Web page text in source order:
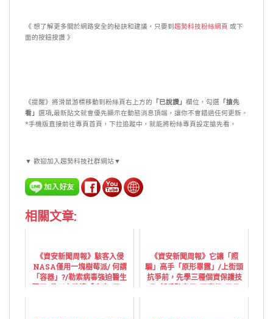
《 想了解更多關於網路安全的秘訣和建議，只要到 趨勢科技粉絲網頁 或下
面的按鈕按讚 》
《提醒》將滑鼠游標移動到粉絲頁右上方的 「已說讚」 欄位，勾選 「搶先
看」 選項,最新貼文就會優先顯示在動態消息頂端，讓你不會錯過任何更新。
*手機版直接前往專頁首頁，下拉追蹤中，就能將粉絲專頁設定搶先看。
▼ 歡迎加入趨勢科技社群網站▼
相關文章:
《資安新聞周報》駭客入侵
NASA僅用一塊樹莓派/ 何謂
「容器」?/勒索病毒強迫醫生
罷工! 佛州市政遭「癱瘓3周」
《資安新聞周報》它讓「照
騙」高手「原形畢露」/上街頭
抗爭前，先學三種個資保護技
巧 /新手駭客用“軍事級”工具,